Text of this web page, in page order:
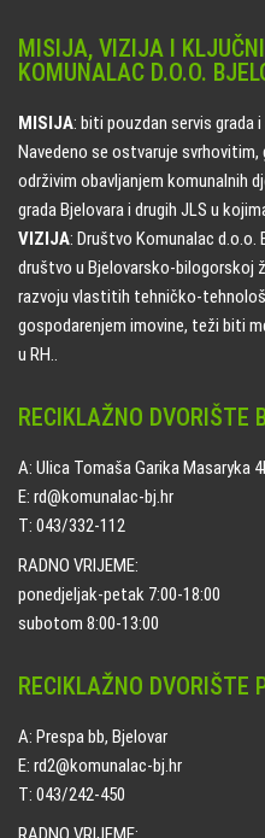
MISIJA, VIZIJA I
KOMUNALAC D.O.O.
MISIJA: biti pouzdan servis grada
Navedeno se ostvaruje
održivim obavljanjem komunalnih
grada Bjelovara i drugih JLS u
VIZIJA: Društvo Komunalac d.o.o.
društvo u Bjelovarsko-bilogorskoj
razvoju vlastitih tehničko-
gospodarenjem imovine, teži biti
u RH..
RECIKLAŽNO DVORIŠTE
A: Ulica Tomaša Garika Masaryka
E: rd@komunalac-bj.hr
T: 043/332-112
RADNO VRIJEME:
ponedjeljak-petak 7:00-18:00
subotom 8:00-13:00
RECIKLAŽNO DVORIŠTE
A: Prespa bb, Bjelovar
E: rd2@komunalac-bj.hr
T: 043/242-450